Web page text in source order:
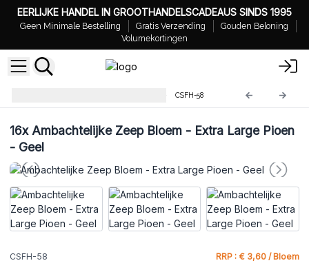
EERLIJKE HANDEL IN GROOTHANDELSCADEAUS SINDS 1995
Geen Minimale Bestelling Gratis Verzending
Gouden Beloning
Volumekortingen
CSFH-58
16xAmbachtelijke Zeep Bloem - Extra Large Pioen
- Geel
CSFH-58 RRP : € 3,60 / Bloem